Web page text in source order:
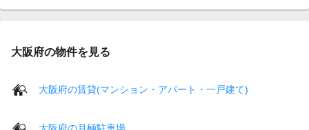
大阪府の物件を見る
大阪府の賃貸(マンション・アパート・一戸建て)
大阪府の月極駐車場